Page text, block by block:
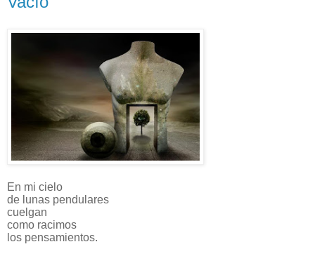
En mi cielo
de lunas pendulares
cuelgan
como racimos
los pensamientos.